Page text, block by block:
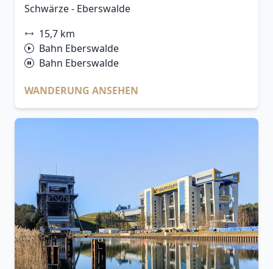
Schwärze - Eberswalde
15,7 km
Bahn Eberswalde
Bahn Eberswalde
WANDERUNG ANSEHEN